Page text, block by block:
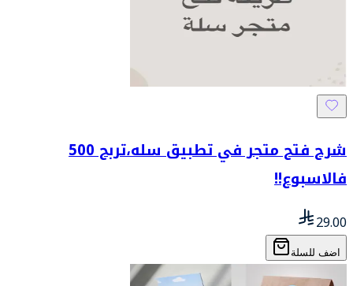
شرح فتح متجر في تطبيق سله،تربح 500
فالاسبوع!!
29.00
اضف للسلة